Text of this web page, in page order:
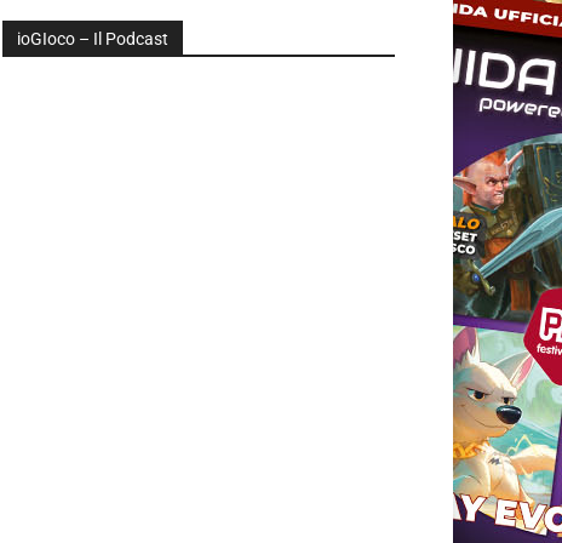
ioGIoco – Il Podcast